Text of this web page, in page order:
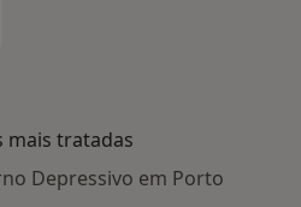
mais tratadas
Depressivo em Porto